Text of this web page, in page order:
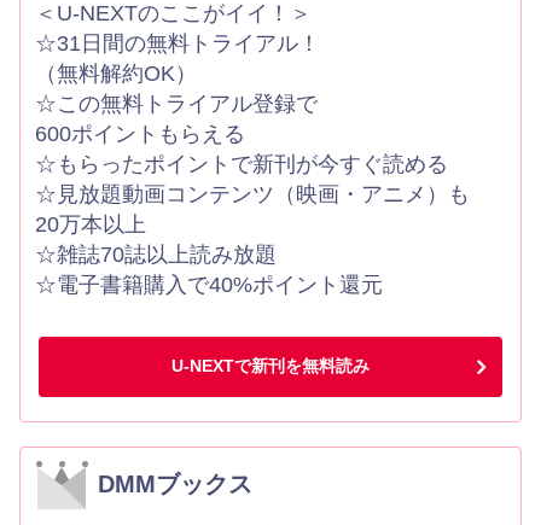
＜U-NEXTのここがイイ！＞
☆31日間の無料トライアル！
（無料解約OK）
☆この無料トライアル登録で
600ポイントもらえる
☆もらったポイントで新刊が今すぐ読める
☆見放題動画コンテンツ（映画・アニメ）も
20万本以上
☆雑誌70誌以上読み放題
☆電子書籍購入で40%ポイント還元
U-NEXTで新刊を無料読み
DMMブックス